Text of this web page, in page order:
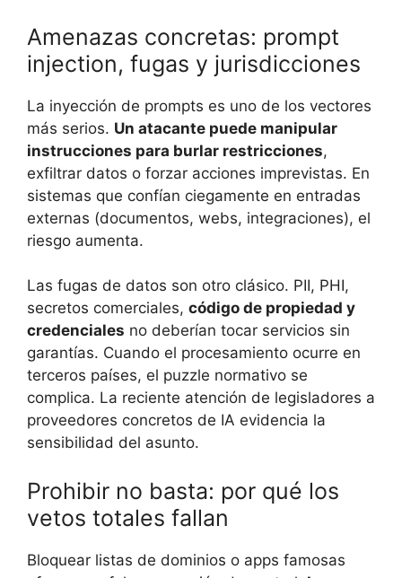
Amenazas concretas: prompt
injection, fugas y jurisdicciones
La inyección de prompts es uno de los vectores
más serios. Un atacante puede manipular
instrucciones para burlar restricciones,
exfiltrar datos o forzar acciones imprevistas. En
sistemas que confían ciegamente en entradas
externas (documentos, webs, integraciones), el
riesgo aumenta.
Las fugas de datos son otro clásico. PII, PHI,
secretos comerciales, código de propiedad y
credenciales no deberían tocar servicios sin
garantías. Cuando el procesamiento ocurre en
terceros países, el puzzle normativo se
complica. La reciente atención de legisladores a
proveedores concretos de IA evidencia la
sensibilidad del asunto.
Prohibir no basta: por qué los
vetos totales fallan
Bloquear listas de dominios o apps famosas